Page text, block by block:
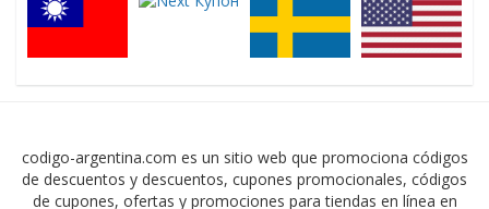
codigo-argentina.com es un sitio web que promociona códigos
de descuentos y descuentos, cupones promocionales, códigos
de cupones, ofertas y promociones para tiendas en línea en